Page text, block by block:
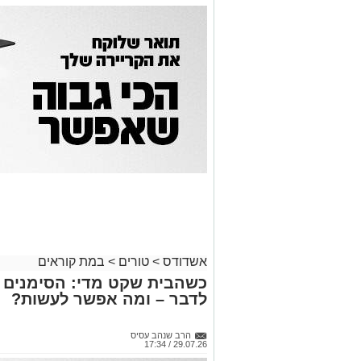
אשדודס > טורים > במת קוראים
כשהבית שקט מדי: הסימנים
לדבר – ומה אפשר לעשות?
הרב שנהב עסיס
29.07.26 / 17:34